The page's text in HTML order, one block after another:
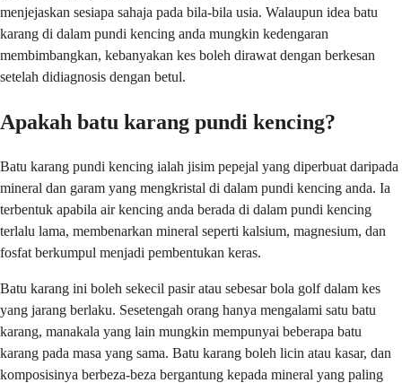
menjejaskan sesiapa sahaja pada bila-bila usia. Walaupun idea batu
karang di dalam pundi kencing anda mungkin kedengaran
membimbangkan, kebanyakan kes boleh dirawat dengan berkesan
setelah didiagnosis dengan betul.
Apakah batu karang pundi kencing?
Batu karang pundi kencing ialah jisim pepejal yang diperbuat daripada
mineral dan garam yang mengkristal di dalam pundi kencing anda. Ia
terbentuk apabila air kencing anda berada di dalam pundi kencing
terlalu lama, membenarkan mineral seperti kalsium, magnesium, dan
fosfat berkumpul menjadi pembentukan keras.
Batu karang ini boleh sekecil pasir atau sebesar bola golf dalam kes
yang jarang berlaku. Sesetengah orang hanya mengalami satu batu
karang, manakala yang lain mungkin mempunyai beberapa batu
karang pada masa yang sama. Batu karang boleh licin atau kasar, dan
komposisinya berbeza-beza bergantung kepada mineral yang paling